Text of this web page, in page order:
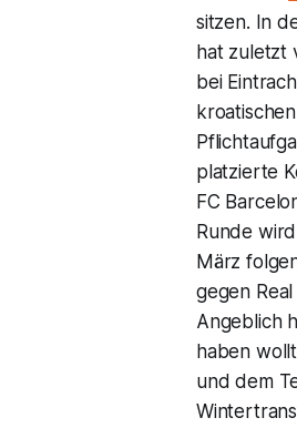
sitzen. In
hat zuletzt
bei
platzierte
FC
Runde
März
gegen
Angeblich
haben
und dem